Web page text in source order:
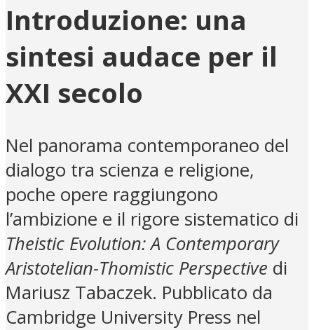
Introduzione: una
sintesi audace per il
XXI secolo
Nel panorama contemporaneo del
dialogo tra scienza e religione,
poche opere raggiungono
l’ambizione e il rigore sistematico di
Theistic Evolution: A Contemporary
Aristotelian-Thomistic Perspective di
Mariusz Tabaczek. Pubblicato da
Cambridge University Press nel